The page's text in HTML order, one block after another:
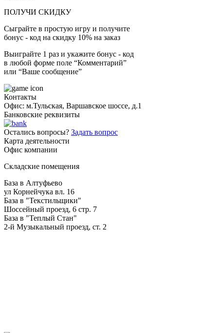
ПОЛУЧИ СКИДКУ
Сыграйте в простую игру и получите
бонус - код на скидку 10% на заказ
Выиграйте 1 раз и укажите бонус - код
в любой форме поле “Комментарий”
или “Ваше сообщение”
Контакты
Офис: м.Тульская, Варшавское шоссе, д.1
Банковские реквизиты
Остались вопросы? Задать вопрос
Карта деятельности
Офис компании
Складские помещения
База в Алтуфьево
ул Корнейчука вл. 16
База в "Текстильщики"
Шоссейный проезд, 6 стр. 7
База в "Теплый Стан"
2-й Музыкальный проезд, ст. 2